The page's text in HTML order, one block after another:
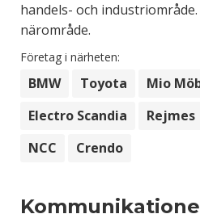
handels- och
närområde.
Företag i närheten:
BMW Toyota
Mio
Electro Scandia
Rejmes
NCC
Crendo